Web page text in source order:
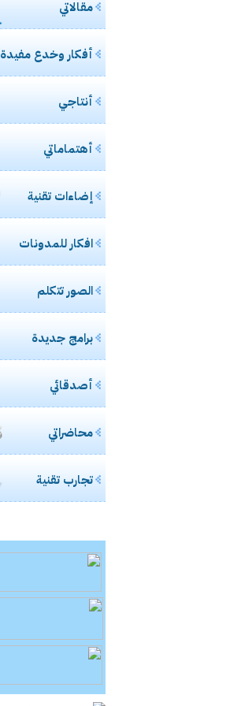
مقالاتي
أفكار وخدع مفيدة
أنتاجي
أهتماماتي
إضاءات تقنية
افكار للمدونات
الصور تتكلم
برامج جديدة
أصدقائي
محاضراتي
تجارب تقنية